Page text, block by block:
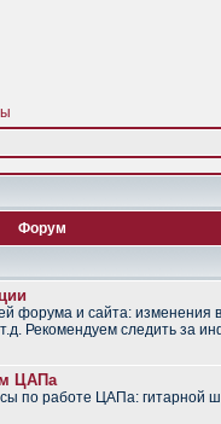
Форум
форума и сайта: изменения
Рекомендуем следить за
ЦАПа
по работе ЦАПа: гитарной